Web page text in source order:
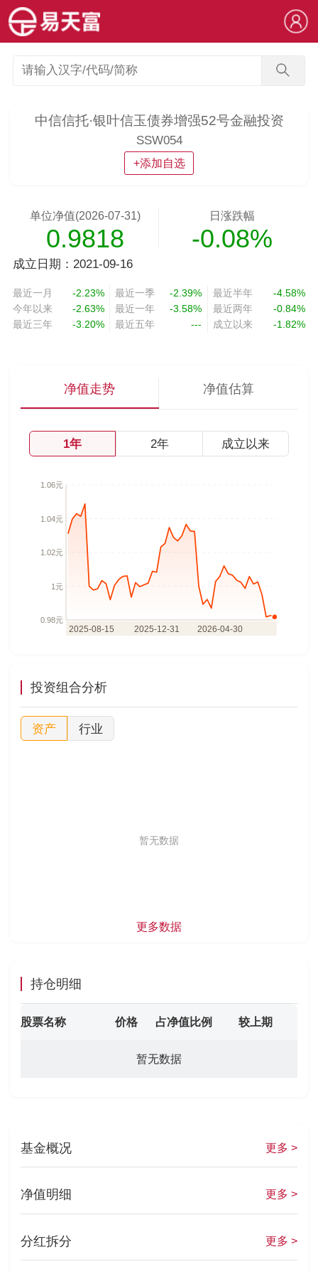
中信信托·银叶信玉债券增强52号金融投资
SSW054
+添加自选
单位净值(2026-07-31)
0.9818
日涨跌幅
-0.08%
成立日期：2021-09-16
最近一月 -2.23% 最近一季 -2.39% 最近半年
-4.58%
今年以来
-2.63% 最近一年 -3.58% 最近两年
-0.84%
最近三年
-3.20% 最近五年 --- 成立以来 -1.82%
净值走势 净值估算
1年 2年 成立以来
投资组合分析
资产 行业
暂无数据
更多数据
持仓明细
股票名称 价格 占净值比例 较上期
暂无数据
基金概况 更多 >
净值明细 更多 >
分红拆分 更多 >